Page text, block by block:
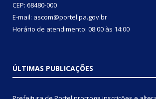
CEP: 68480-000
E-mail: ascom@portel.pa.gov.br
Horário de atendimento: 08:00 às 14:00
ÚLTIMAS PUBLICAÇÕES